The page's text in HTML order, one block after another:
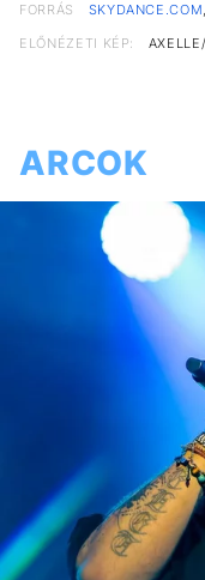
FORRÁS SKYDANCE.COM,
ELŐNÉZETI KÉP:
ARCOK